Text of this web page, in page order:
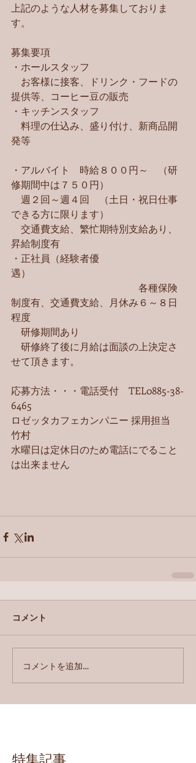
上記のような人材を募集しておりま
す。
募集要項
・ホールスタッフ
お客様に接客、ドリンク・フードの
提供等、コーヒー豆の販売
・キッチンスタッフ
料理の仕込み、盛り付け、新商品開
発等
・アルバイト　時給８００円～　（研
修期間中は７５０円）
週２回～週４回　（土日・祝日仕事
できる方に限ります）
交通費支給、繁忙期特別支給あり、
昇給制度有
・正社員（経験者優
遇）
各種保険
制度有、交通費支給、月休み６～８日
程度
研修期間あり
研修終了後に月給は面談の上決定さ
せて頂きます。
応募方法・・・電話受付　TEL0885-38-
6465
ロゼッタカフェカンパニー 採用担当
竹村
水曜日は定休日のため電話にでること
は出来ません
コメント
コメントを追加…
特集記事